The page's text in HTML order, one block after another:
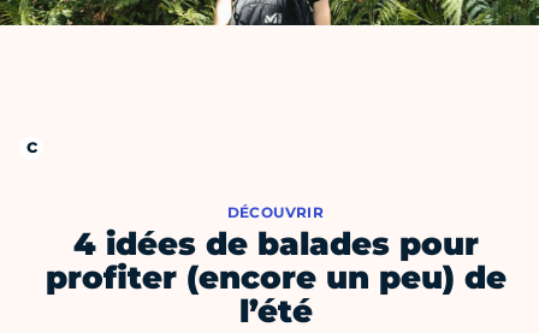
4 idées de balades pour
profiter (encore un peu) de
l’été
DÉCOUVRIR